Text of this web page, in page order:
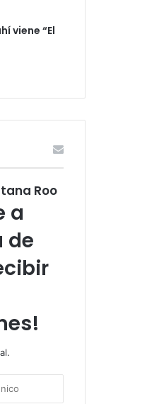
viene “El
Roo
a
de